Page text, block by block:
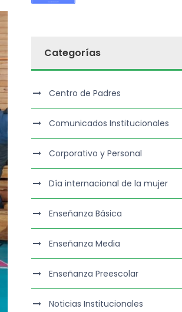
Categorías
Centro de Padres
Comunicados Institucionales
Corporativo y Personal
Día internacional de la mujer
Enseñanza Básica
Enseñanza Media
Enseñanza Preescolar
Noticias Institucionales